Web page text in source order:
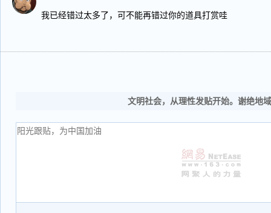
我已经错过太多了，可不能再错过你的道具打赏哇
文明社会，从理性发贴开始。谢绝地